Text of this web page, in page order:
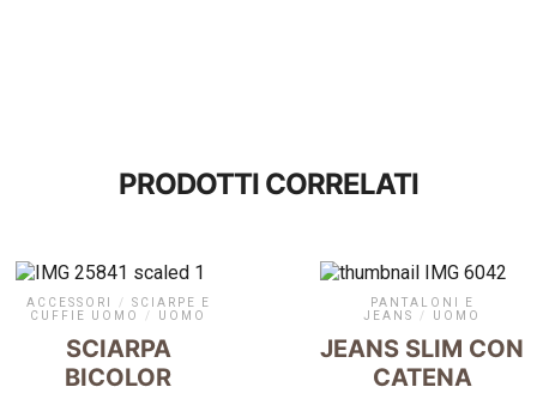
PRODOTTI CORRELATI
ACCESSORI /
SCIARPE E
CUFFIE UOMO
/ UOMO
SCIARPA
BICOLOR
PANTALONI E
JEANS
/ UOMO
JEANS SLIM CON
CATENA